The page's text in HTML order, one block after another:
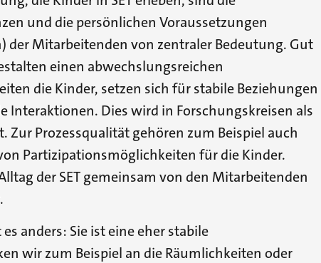
und die persönlichen Voraussetzungen
Mitarbeitenden von zentraler Bedeutung. Gut
einen abwechslungsreichen
die Kinder, setzen sich für stabile Beziehungen
Interaktionen. Dies wird in Forschungskreisen als
Zur Prozessqualität gehören zum Beispiel auch
Partizipationsmöglichkeiten für die Kinder.
der SET gemeinsam von den Mitarbeitenden
es anders: Sie ist eine eher stabile
wir zum Beispiel an die Räumlichkeiten oder